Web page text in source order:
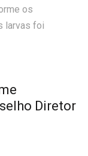
os
larvas foi
Diretor